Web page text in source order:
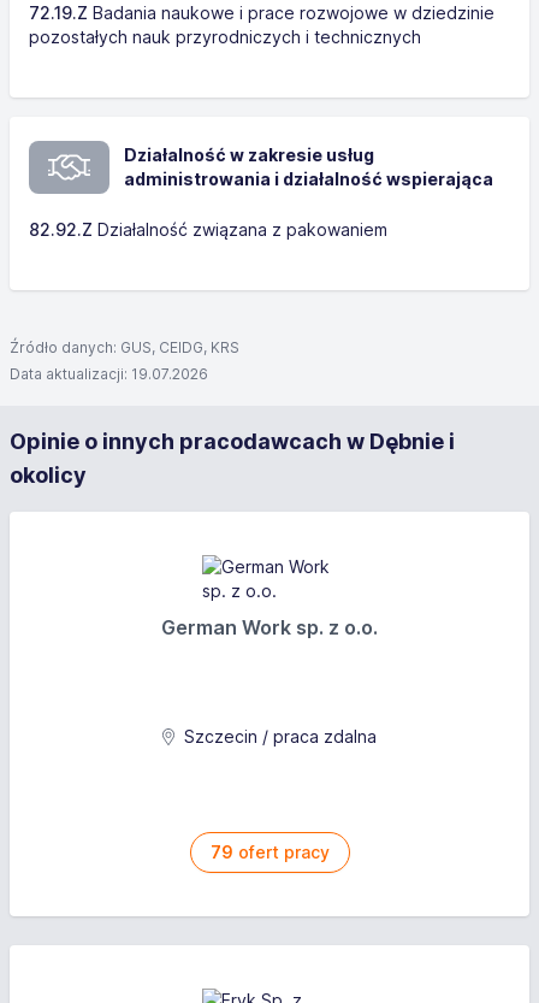
72.19.Z Badania naukowe i prace rozwojowe w dziedzinie
pozostałych nauk przyrodniczych i technicznych
Działalność w zakresie usług
administrowania i działalność wspierająca
82.92.Z Działalność związana z pakowaniem
Źródło danych: GUS, CEIDG, KRS
Data aktualizacji: 19.07.2026
Opinie o innych pracodawcach w Dębnie i
okolicy
German Work sp. z o.o.
Szczecin / praca zdalna
79 ofert pracy